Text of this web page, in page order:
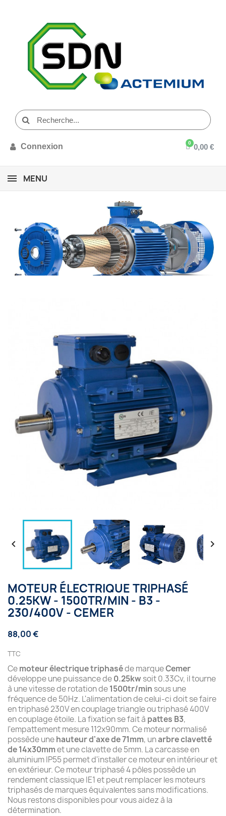
Connexion 0,00 €
MENU
 
MOTEUR ÉLECTRIQUE TRIPHASÉ
0.25KW - 1500TR/MIN - B3 -
230/400V - CEMER
88,00 €
TTC
Cemoteur électrique triphaséde marqueCemer
développe une puissance de0.25kw soit 0.33Cv, il tourne
à une vitesse de rotation de1500tr/min sous une
fréquence de 50Hz. L'alimentation de celui-ci doit se faire
en triphasé 230V en couplage triangle ou triphasé 400V
en couplage étoile. La fixation se fait à pattes B3,
l'empattement mesure 112x90mm. Ce moteur normalisé
possède unehauteur d'axe de 71mm, unarbre clavetté
de 14x30mmet une clavette de 5mm. La carcasse en
aluminium IP55 permet d'installer ce moteur en intérieur et
en extérieur. Ce moteur triphasé 4 pôles possède un
rendement classique IE1 et peut remplacer les moteurs
triphasés de marques équivalentes sans modifications.
Nous restons disponibles pour vous aidez à la
détermination.